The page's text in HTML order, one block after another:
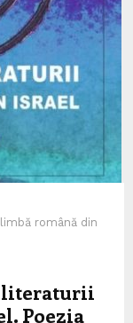
română din
literaturii
Poezia